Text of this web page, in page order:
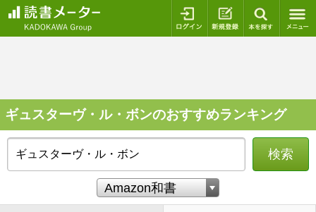
ログイン 新規登録
ギュスターヴ・ル・ボンのおすすめランキング
検索